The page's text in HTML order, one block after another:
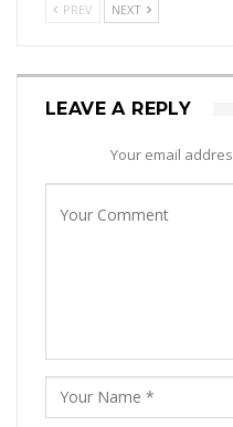
PREV NEXT
LEAVE A REPLY
Your email